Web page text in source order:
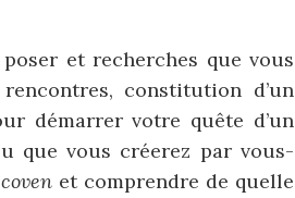
et recherches que vous
constitution d’un
démarrer votre quête d’un
que vous créerez par vous-
coven et comprendre de quelle